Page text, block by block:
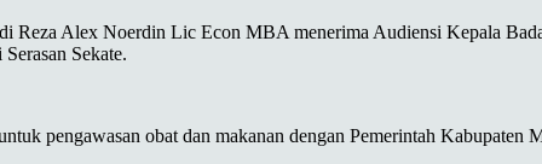
Alex Noerdin Lic Econ MBA menerima Audiensi Kepala
Sekate.
pengawasan obat dan makanan dengan Pemerintah Kabupaten